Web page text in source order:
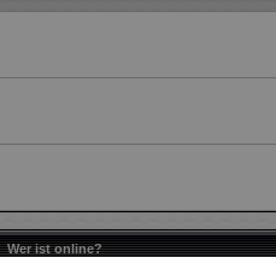
Wer ist online?